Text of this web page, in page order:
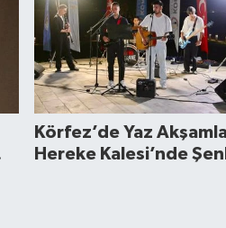
Körfez’de Yaz
Hereke Kalesi’nde